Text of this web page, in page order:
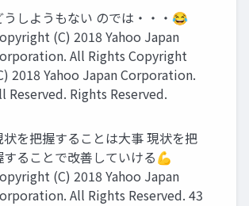
うしようもない のでは・・・😂
(C) 2018 Yahoo Japan
All Rights Copyright
2018 Yahoo Japan Corporation.
Reserved. Rights Reserved.
状を把握することは大事 現状を把
することで改善していける💪
(C) 2018 Yahoo Japan
All Rights Reserved. 43